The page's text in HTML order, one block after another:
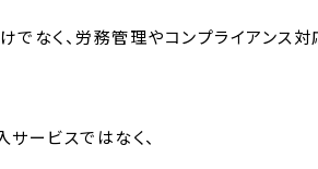
でなく、労務管理やコンプライアンス
ービスではなく、